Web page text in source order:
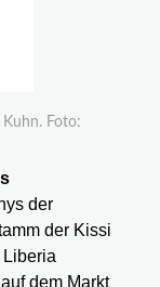
Kuhn. Foto:
der
der Kissi
dem Markt